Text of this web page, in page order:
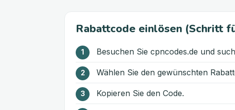
Rabattcode einlösen (Schritt
Besuchen Sie cpncodes.de und
Wählen Sie den gewünschten
Kopieren Sie den Code.